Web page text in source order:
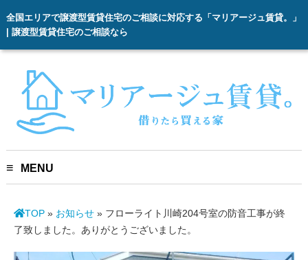
全国エリアで譲渡型賃貸住宅のご相談に対応する「マリアージュ賃貸。」
| 譲渡型賃貸住宅のご相談なら
MENU
TOP» お知らせ» フローライト川崎204号室の防音工事が終
了致しました。ありがとうございました。